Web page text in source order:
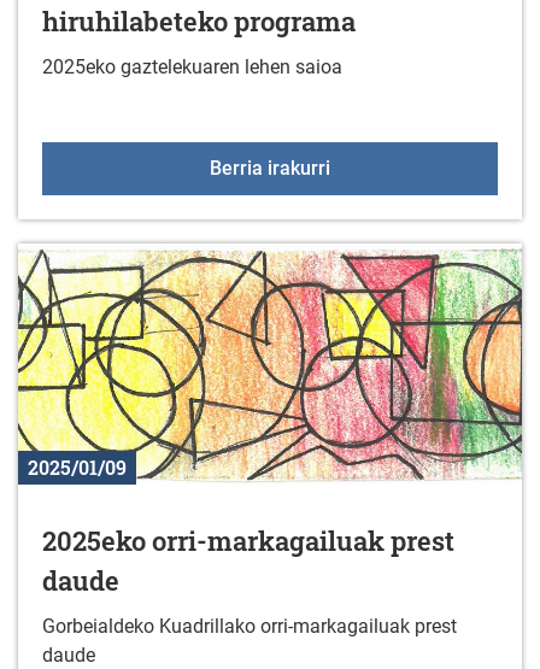
hiruhilabeteko programa
2025eko gaztelekuaren lehen saioa
Berria irakurri
2025/01/09
2025eko orri-markagailuak prest
daude
Gorbeialdeko Kuadrillako orri-markagailuak prest
daude